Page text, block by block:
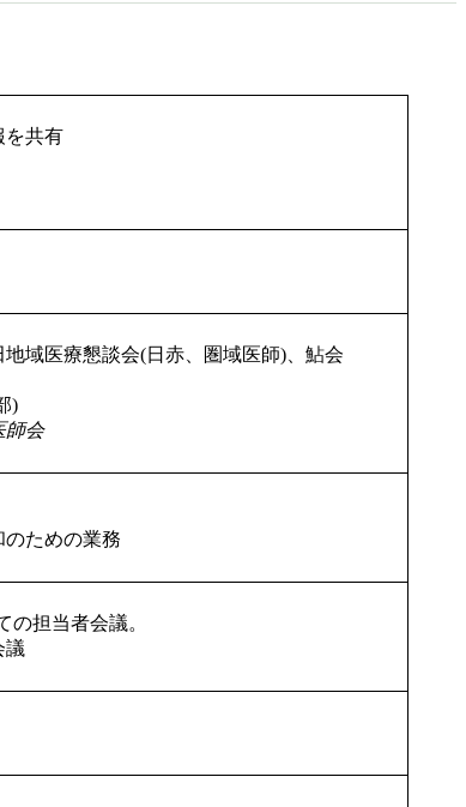
共有
域医療懇談会(日赤、圏域医師)、鮎会
)
師会
ための業務
担当者会議。
議